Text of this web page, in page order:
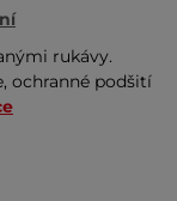
rukávy.
ochranné podšití